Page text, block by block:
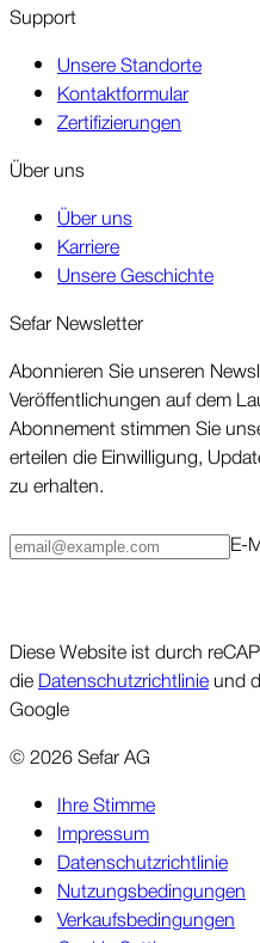
Support
Unsere Standorte
Kontaktformular
Zertifizierungen
Über uns
Über uns
Karriere
Unsere Geschichte
Sefar News­letter
Abonnieren Sie unseren
Ver­öffent­lichungen auf dem
Abonne­ment stimmen Sie
erteilen die Ein­willigung,
zu erhalten.
E-
Diese Website ist durch
die Datenschutzrichtlinie und
Google
©2026Sefar AG
Ihre Stimme
Impressum
Datenschutzrichtlinie
Nutzungsbedingungen
Verkaufsbedingungen